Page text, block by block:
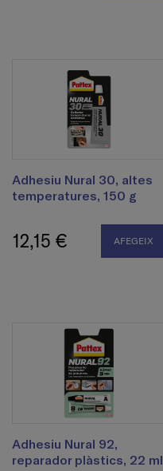
Adhesiu Nural 30, altes
temperatures, 150 g
12,15 € AFEGEIX
Adhesiu Nural 92,
reparador plàstics, 22 ml.